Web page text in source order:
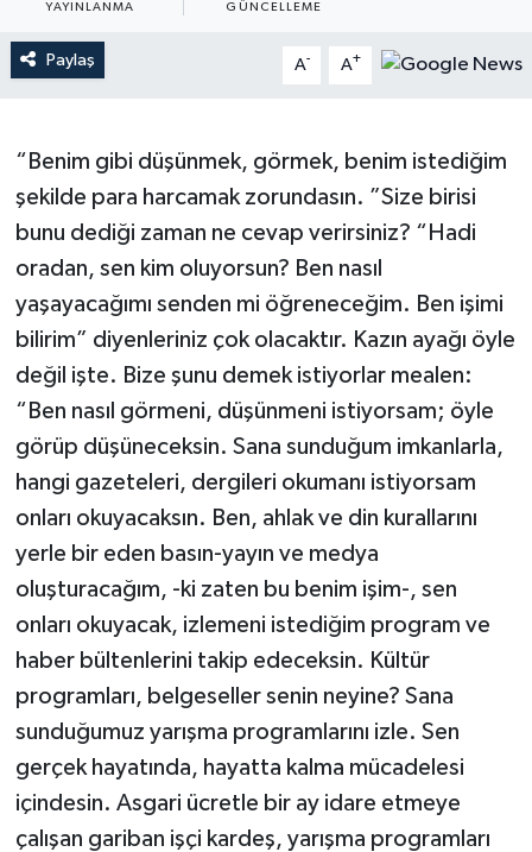
YAYINLANMA GÜNCELLEME
Paylaş A- A+
“Benim gibi düşünmek, görmek, benim istediğim
şekilde para harcamak zorundasın. ”Size birisi
bunu dediği zaman ne cevap verirsiniz? “Hadi
oradan, sen kim oluyorsun? Ben nasıl
yaşayacağımı senden mi öğreneceğim. Ben işimi
bilirim” diyenleriniz çok olacaktır. Kazın ayağı öyle
değil işte. Bize şunu demek istiyorlar mealen:
“Ben nasıl görmeni, düşünmeni istiyorsam; öyle
görüp düşüneceksin. Sana sunduğum imkanlarla,
hangi gazeteleri, dergileri okumanı istiyorsam
onları okuyacaksın. Ben, ahlak ve din kurallarını
yerle bir eden basın-yayın ve medya
oluşturacağım, -ki zaten bu benim işim-, sen
onları okuyacak, izlemeni istediğim program ve
haber bültenlerini takip edeceksin. Kültür
programları, belgeseller senin neyine? Sana
sunduğumuz yarışma programlarını izle. Sen
gerçek hayatında, hayatta kalma mücadelesi
içindesin. Asgari ücretle bir ay idare etmeye
çalışan gariban işçi kardeş, yarışma programları